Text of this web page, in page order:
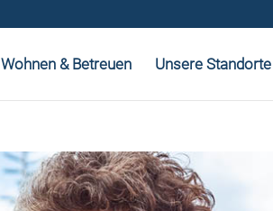
Wohnen & Betreuen Unsere Standorte